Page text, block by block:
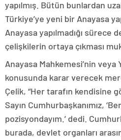
yapılmış. Bütün bunlardan
Türkiye’ye yeni bir Anayasa
Anayasa yapılmadığı sürece
çelişkilerin ortaya çıkması
Anayasa Mahkemesi’nin veya
konusunda karar verecek
Çelik, “Her tarafın kendisine
Sayın Cumhurbaşkanımız,
pozisyondayım.’ dedi.
burada, devlet organları